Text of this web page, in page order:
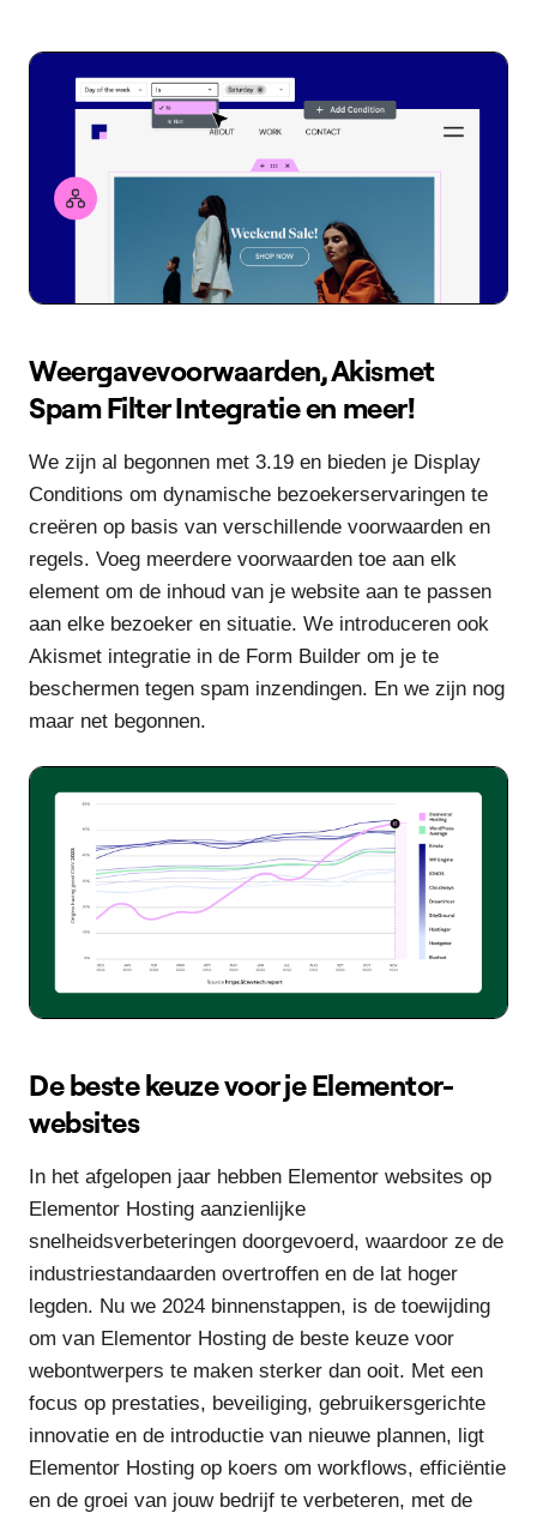
Weergavevoorwaarden, Akismet
Spam Filter Integratie en meer!
We zijn al begonnen met 3.19 en bieden je Display
Conditions om dynamische bezoekerservaringen te
creëren op basis van verschillende voorwaarden en
regels. Voeg meerdere voorwaarden toe aan elk
element om de inhoud van je website aan te passen
aan elke bezoeker en situatie. We introduceren ook
Akismet integratie in de Form Builder om je te
beschermen tegen spam inzendingen. En we zijn nog
maar net begonnen.
De beste keuze voor je Elementor-
websites
In het afgelopen jaar hebben Elementor websites op
Elementor Hosting aanzienlijke
snelheidsverbeteringen doorgevoerd, waardoor ze de
industriestandaarden overtroffen en de lat hoger
legden. Nu we 2024 binnenstappen, is de toewijding
om van Elementor Hosting de beste keuze voor
webontwerpers te maken sterker dan ooit. Met een
focus op prestaties, beveiliging, gebruikersgerichte
innovatie en de introductie van nieuwe plannen, ligt
Elementor Hosting op koers om workflows, efficiëntie
en de groei van jouw bedrijf te verbeteren, met de